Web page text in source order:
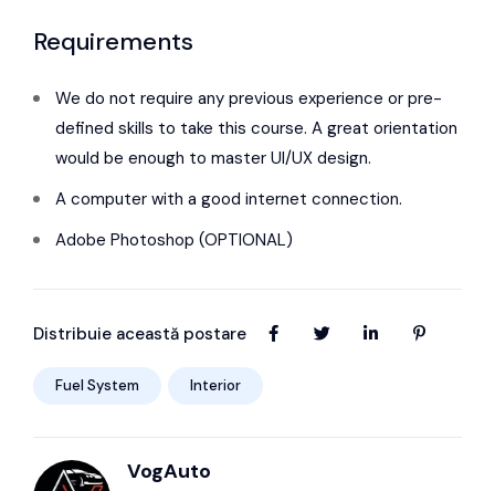
Requirements
We do not require any previous experience or pre-
defined skills to take this course. A great orientation
would be enough to master UI/UX design.
A computer with a good internet connection.
Adobe Photoshop (OPTIONAL)
Distribuie această postare
Fuel System Interior
VogAuto